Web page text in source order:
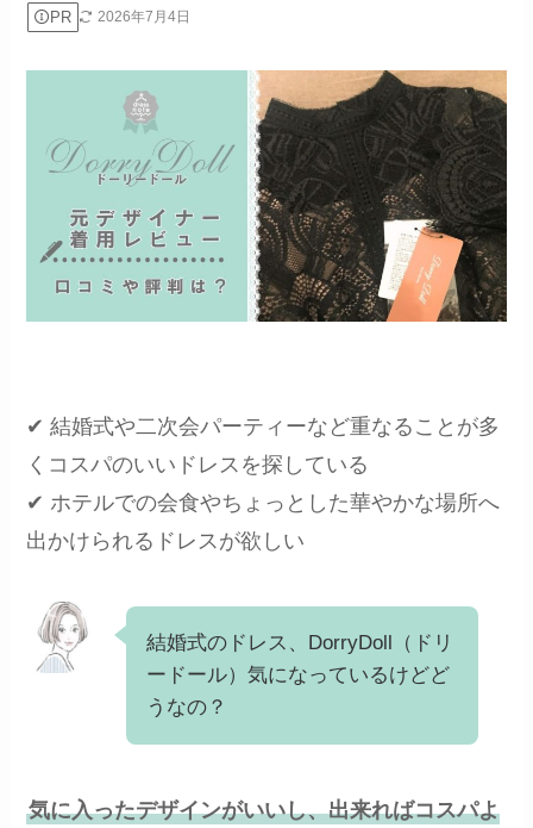
PR 2026年7月4日
✔︎ 結婚式や二次会パーティーなど重なることが多
くコスパのいいドレスを探している
✔︎ ホテルでの会食やちょっとした華やかな場所へ
出かけられるドレスが欲しい
結婚式のドレス、DorryDoll（ドリ
ードール）気になっているけどど
うなの？
気に入ったデザインがいいし、出来ればコスパよ